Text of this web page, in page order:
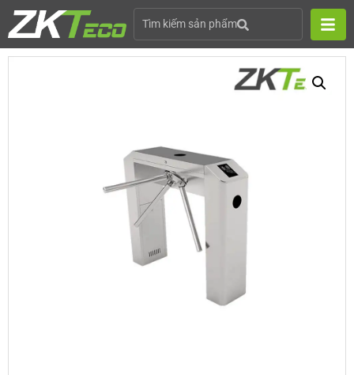
Tìm kiếm sản phẩm